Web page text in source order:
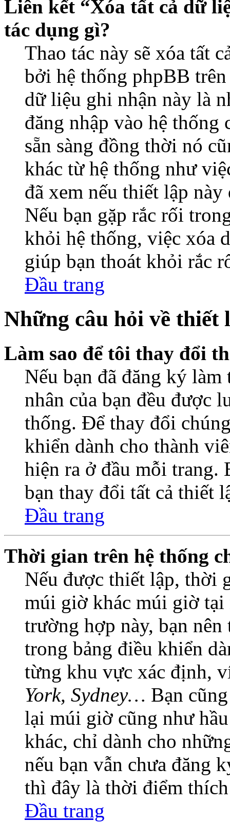
Liên kết “Xóa tất cả dữ
tác dụng gì?
Thao tác này sẽ xóa tất
bởi hệ thống phpBB
dữ liệu ghi nhận này là
đăng nhập vào hệ
sẵn sàng đồng thời nó
khác từ hệ thống như
đã xem nếu thiết lập
Nếu bạn gặp rắc rối
khỏi hệ thống, việc xóa
giúp bạn thoát khỏi rắc
Đầu trang
Những câu hỏi về thiết
Làm sao để tôi thay đổi
Nếu bạn đã đăng ký
nhân của bạn đều được
thống. Để thay đổi
khiển dành cho thành
hiện ra ở đầu mỗi trang.
bạn thay đổi tất cả thiết
Đầu trang
Thời gian trên hệ thống
Nếu được thiết lập, thời
múi giờ khác múi giờ tại
trường hợp này, bạn
trong bảng điều khiển
từng khu vực xác định,
York, Sydney… Bạn
lại múi giờ cũng như
khác, chỉ dành cho
nếu bạn vẫn chưa đăng
thì đây là thời điểm
Đầu trang